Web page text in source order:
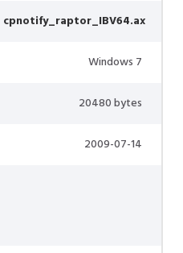
cpnotify_raptor_IBV64.ax
Windows 7
20480 bytes
2009-07-14